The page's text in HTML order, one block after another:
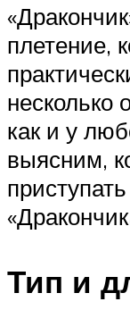
плетение,
несколько
как и у
выясним,
Тип и